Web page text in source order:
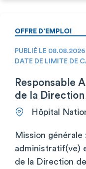
OFFRE D’EMPLOI
PUBLIÉ LE
DATE DE LIMITE DE
Responsable
de la
Hôpital
Mission
administratif(ve)
de la Direction